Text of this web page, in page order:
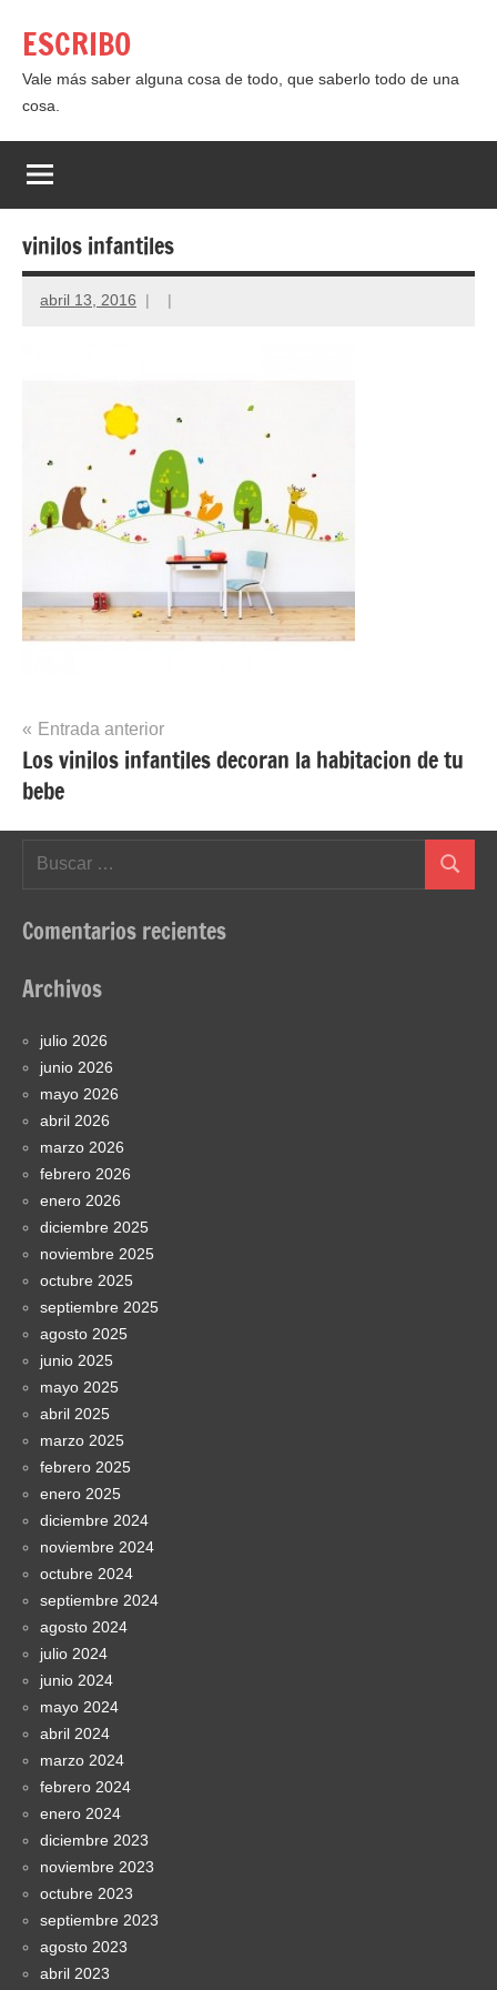
contenido
ESCRIBO
Vale más saber alguna cosa de todo, que saberlo todo de una
cosa.
vinilos infantiles
abril 13, 2016
Navegación
de
entradas
Entrada anterior
Los vinilos infantiles decoran la habitacion de tu
bebe
Buscar
Comentarios recientes
Archivos
julio 2026
junio 2026
mayo 2026
abril 2026
marzo 2026
febrero 2026
enero 2026
diciembre 2025
noviembre 2025
octubre 2025
septiembre 2025
agosto 2025
junio 2025
mayo 2025
abril 2025
marzo 2025
febrero 2025
enero 2025
diciembre 2024
noviembre 2024
octubre 2024
septiembre 2024
agosto 2024
julio 2024
junio 2024
mayo 2024
abril 2024
marzo 2024
febrero 2024
enero 2024
diciembre 2023
noviembre 2023
octubre 2023
septiembre 2023
agosto 2023
abril 2023